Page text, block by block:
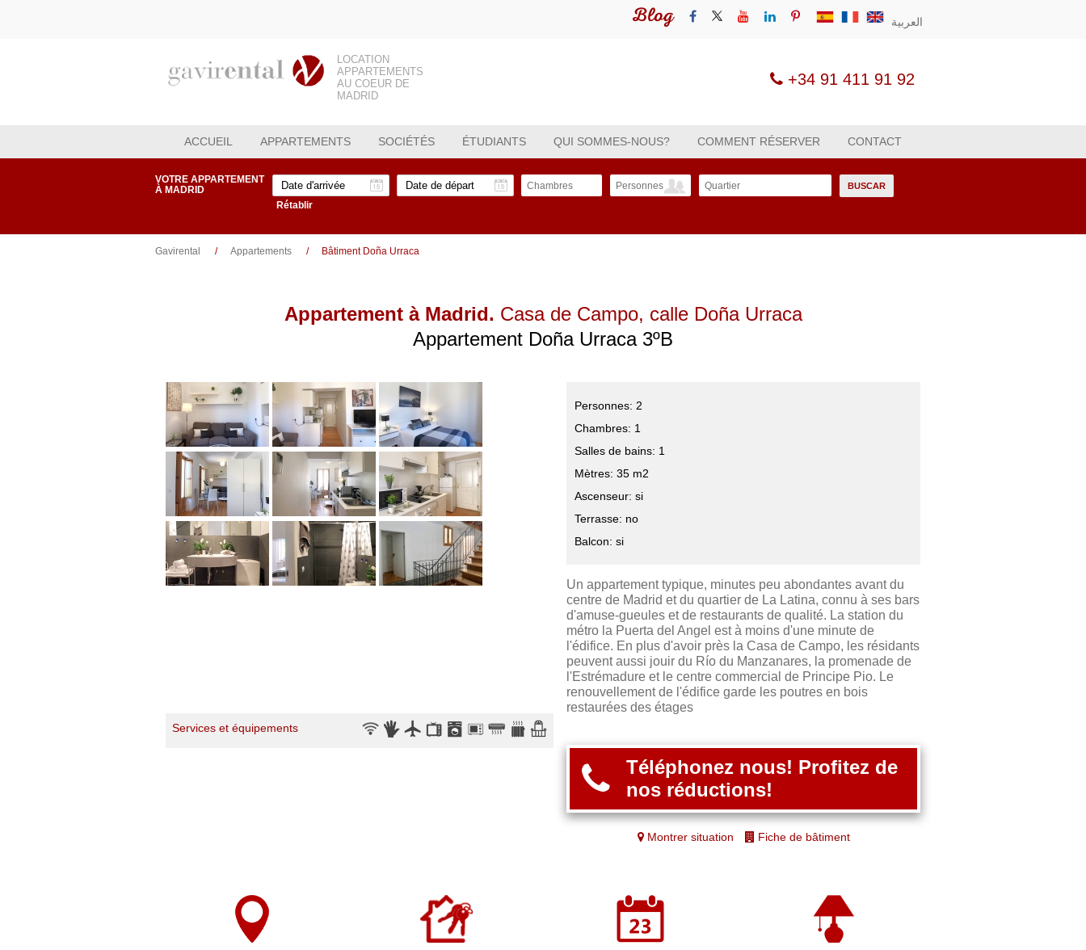
العربية Blog
LOCATION
APPARTEMENTS
AU COEUR DE
MADRID
+34 91 411 91 92
ACCUEIL APPARTEMENTS SOCIÉTÉS ÉTUDIANTS QUI SOMMES-NOUS? COMMENT RÉSERVER CONTACT
VOTRE APPARTEMENT
À MADRID
Chambres Personnes Quartier BUSCAR
Rétablir
Gavirental Appartements Bâtiment Doña Urraca
Appartement à Madrid. Casa de Campo, calle Doña Urraca
Appartement Doña Urraca 3ºB
Services et équipements
Personnes: 2
Chambres: 1
Salles de bains: 1
Mètres: 35 m2
Ascenseur: si
Terrasse: no
Balcon: si
Un appartement typique, minutes peu abondantes avant du
centre de Madrid et du quartier de La Latina, connu à ses bars
d'amuse-gueules et de restaurants de qualité. La station du
métro la Puerta del Angel est à moins d'une minute de
l'édifice. En plus d'avoir près la Casa de Campo, les résidants
peuvent aussi jouir du Río du Manzanares, la promenade de
l'Estrémadure et le centre commercial de Principe Pio. Le
renouvellement de l'édifice garde les poutres en bois
restaurées des étages
Téléphonez nous! Profitez de
nos réductions!
Montrer situation Fiche de bâtiment